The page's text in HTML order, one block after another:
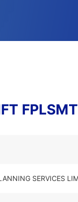
SERVICES